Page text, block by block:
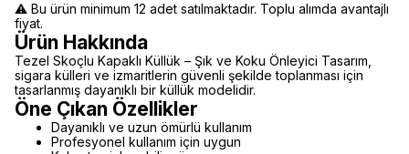
⚠️ Bu ürün minimum 12 adet satılmaktadır. Toplu alımda avantajlı
fiyat.
Ürün Hakkında
Tezel Skoçlu Kapaklı Küllük – Şık ve Koku Önleyici Tasarım,
sigara külleri ve izmaritlerin güvenli şekilde toplanması için
tasarlanmış dayanıklı bir küllük modelidir.
Öne Çıkan Özellikler
Dayanıklı ve uzun ömürlü kullanım
Profesyonel kullanım için uygun